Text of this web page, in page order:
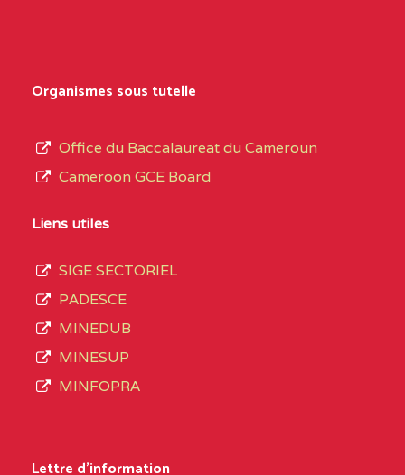
CENTRE
COLLEGE PRIVE LAIC
SAINT MICHEL
CENTRE
CENTRE
du
de
septembre
2020
compte
3408
Organismes sous tutelle
Office du Baccalaureat du Cameroun
Cameroon GCE Board
Liens utiles
SIGE SECTORIEL
PADESCE
MINEDUB
MINESUP
MINFOPRA
Lettre d'information